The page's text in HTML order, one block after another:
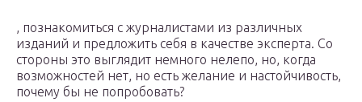
, познакомиться с журналистами из различных
изданий и предложить себя в качестве эксперта. Со
стороны это выглядит немного нелепо, но, когда
возможностей нет, но есть желание и настойчивость,
почему бы не попробовать?